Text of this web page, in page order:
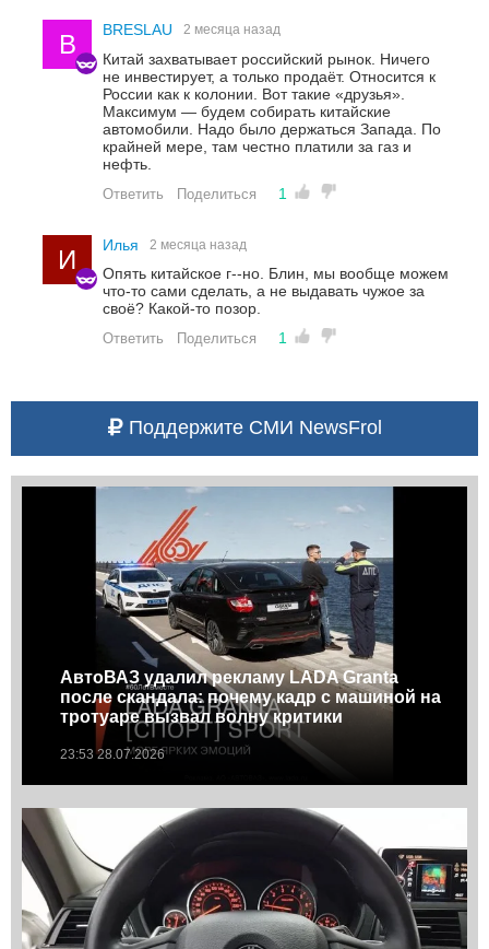
B BRESLAU 2 месяца назад
Китай захватывает российский рынок. Ничего
не инвестирует, а только продаёт. Относится к
России как к колонии. Вот такие «друзья».
Максимум — будем собирать китайские
автомобили. Надо было держаться Запада. По
крайней мере, там честно платили за газ и
нефть.
Ответить Поделиться 1
И Илья 2 месяца назад
Опять китайское г--но. Блин, мы вообще можем
что-то сами сделать, а не выдавать чужое за
своё? Какой-то позор.
Ответить Поделиться 1
Поддержите СМИ NewsFrol
АвтоВАЗ удалил рекламу LADA Granta
после скандала: почему кадр с машиной на
тротуаре вызвал волну критики
23:53 28.07.2026